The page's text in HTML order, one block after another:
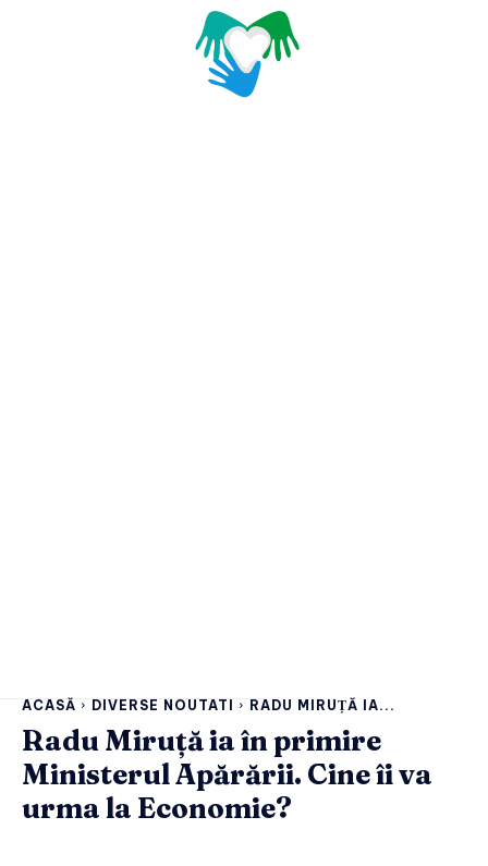
ACASĂ DIVERSE NOUTATI RADU MIRUȚĂ IA...
Radu Miruță ia în primire
Ministerul Apărării. Cine îi va
urma la Economie?